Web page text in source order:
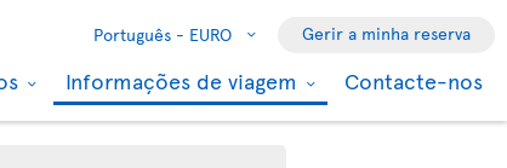
Português - EURO Gerir a minha reserva
Informações de viagem Contacte-nos